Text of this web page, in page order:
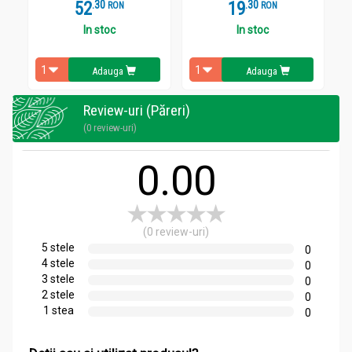
52.3 RON
In stoc
Adauga
19.3 RON
In stoc
Adauga
Review-uri (Păreri)
(0 review-uri)
0.00
(0 review-uri)
5 stele
0
4 stele
0
3 stele
0
2 stele
0
1 stea
0